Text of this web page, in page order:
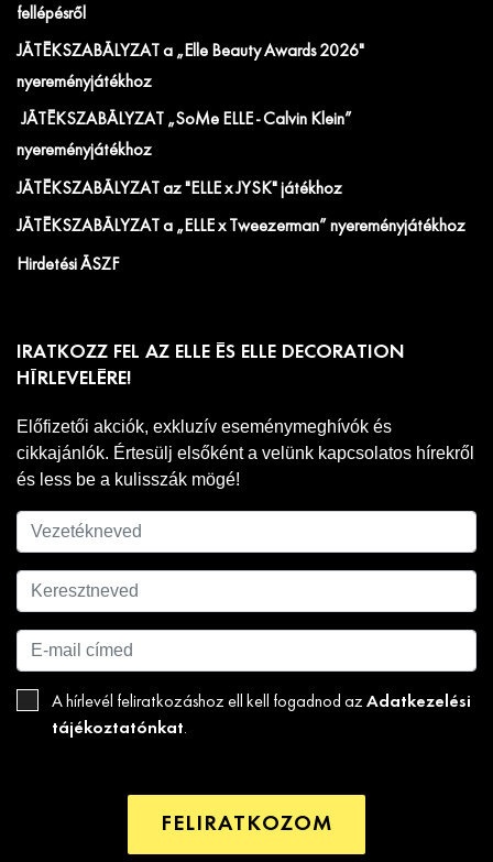
fellépésről
JÁTÉKSZABÁLYZAT a „Elle Beauty Awards 2026"
nyereményjátékhoz
JÁTÉKSZABÁLYZAT „SoMe ELLE - Calvin Klein”
nyereményjátékhoz
JÁTÉKSZABÁLYZAT az "ELLE x JYSK" játékhoz
JÁTÉKSZABÁLYZAT a „ELLE x Tweezerman” nyereményjátékhoz
Hirdetési ÁSZF
IRATKOZZ FEL AZ ELLE ÉS ELLE DECORATION
HÍRLEVELÉRE!
Előfizetői akciók, exkluzív eseménymeghívók és
cikkajánlók. Értesülj elsőként a velünk kapcsolatos hírekről
és less be a kulisszák mögé!
A hírlevél feliratkozáshoz ell kell fogadnod az Adatkezelési
tájékoztatónkat.
FELIRATKOZOM